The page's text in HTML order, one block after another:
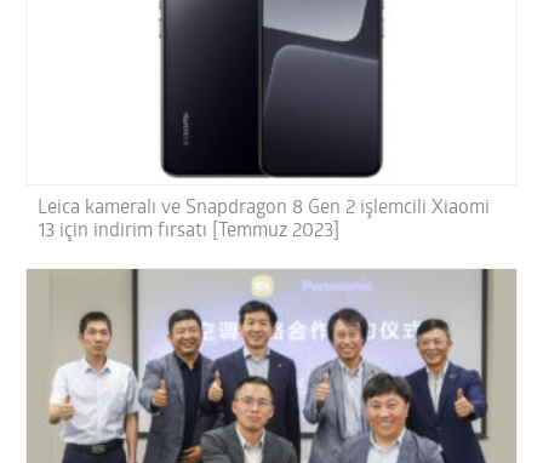
Leica kameralı ve Snapdragon 8 Gen 2 işlemcili Xiaomi
13 için indirim fırsatı [Temmuz 2023]